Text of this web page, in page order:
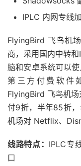
IPLC 内网专线
FlyingBird 飞鸟机
商，采用国内中转
脑和安卓系统可以
第三方付费软件
FlyingBird 飞鸟机
付9折，半年85折
机场对 Netflix、
线路特点： IPLC专
口